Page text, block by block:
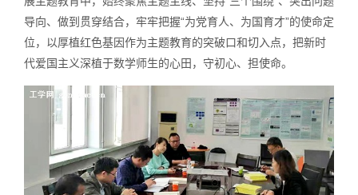
导向、做到贯穿结合，牢牢把握“为党育人、为国育才”的使命定
位，以厚植红色基因作为主题教育的突破口和切入点，把新时
代爱国主义深植于数学师生的心田，守初心、担使命。